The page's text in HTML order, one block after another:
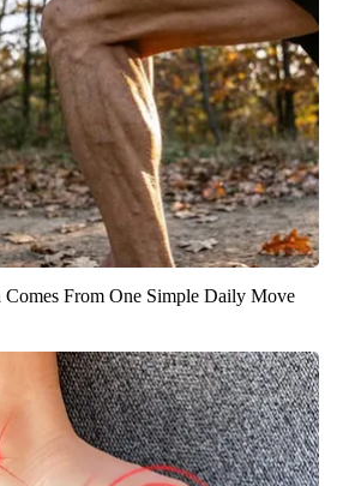
From One Simple Daily Move